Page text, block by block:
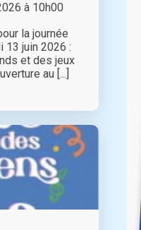
à 10h00
la journée
13 juin 2026 :
et des jeux
au [...]